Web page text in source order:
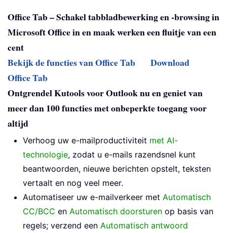
Office Tab – Schakel tabbladbewerking en -browsing in
Microsoft Office in en maak werken een fluitje van een
cent
Bekijk de functies van Office Tab
Download
Office Tab
Ontgrendel Kutools voor Outlook nu en geniet van
meer dan 100 functies met onbeperkte toegang voor
altijd
Verhoog uw e-mailproductiviteit met AI-
technologie, zodat u e-mails razendsnel kunt
beantwoorden, nieuwe berichten opstelt, teksten
vertaalt en nog veel meer.
Automatiseer uw e-mailverkeer met Automatisch
CC/BCC en Automatisch doorsturen op basis van
regels; verzend een Automatisch antwoord